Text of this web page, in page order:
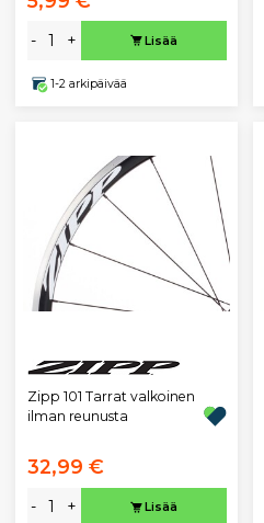
- + Lisää
1-2 arkipäivää
Zipp 101 Tarrat valkoinen
ilman reunusta
32,99 €
- + Lisää